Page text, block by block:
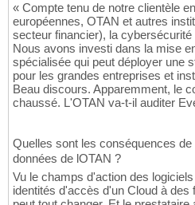
« Compte tenu de notre clientèle
européennes, OTAN et autres
secteur financier), la
Nous avons investi dans la mise
spécialisée qui peut déployer une
pour les grandes entreprises et
Beau discours. Apparemment, le
chaussé. L'OTAN va-t-il auditer
Quelles sont les conséquences de
données de lOTAN ?
Vu le champs d'action des
identités d'accès d'un Cloud à des